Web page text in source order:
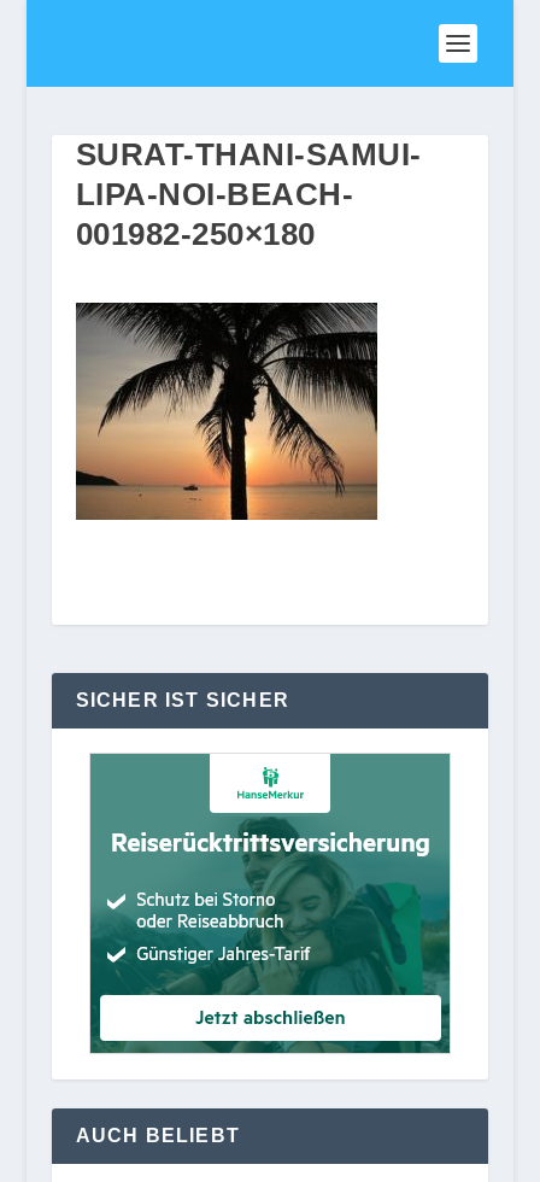
SURAT-THANI-SAMUI-
LIPA-NOI-BEACH-
001982-250×180
SICHER IST SICHER
AUCH BELIEBT